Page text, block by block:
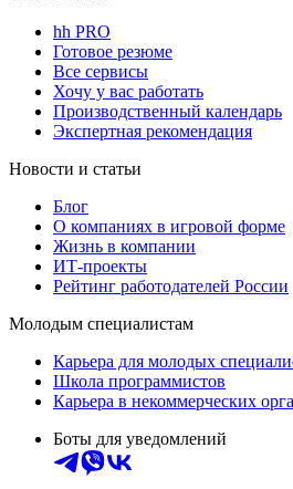
hh PRO
Готовое резюме
Все сервисы
Хочу у вас работать
Производственный календарь
Экспертная рекомендация
Новости и статьи
Блог
О компаниях в игровой форме
Жизнь в компании
ИТ-проекты
Рейтинг работодателей России
Молодым специалистам
Карьера для молодых
Школа программистов
Карьера в некоммерческих
Боты для уведомлений